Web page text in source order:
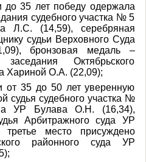
до 35 лет победу одержала
судебного участка № 5
Л.С. (14,59), серебряная
судьи Верховного Суда
бронзовая медаль –
Октябрьского
Хариной О.А. (22,09);
от 35 до 50 лет уверенную
судья судебного участка №
УР Булава О.Н. (16,34),
Арбитражного суда УР
место присуждено
районного суда УР